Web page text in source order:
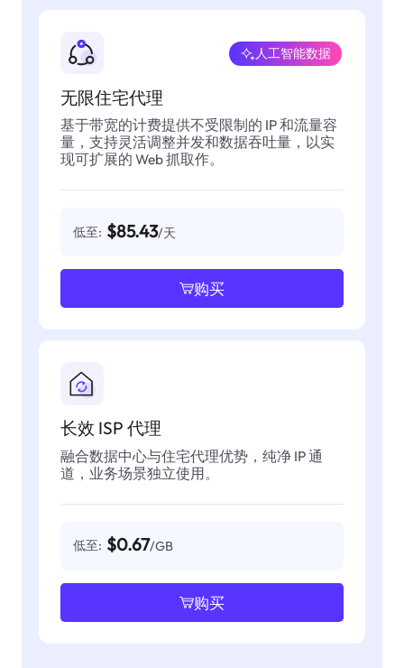
无限住宅代理
人工智能数据
基于带宽的计费提供不受限制的 IP 和流量容
量，支持灵活调整并发和数据吞吐量，以实
现可扩展的 Web 抓取作。
低至: $85.43/天
购买
长效 ISP 代理
融合数据中心与住宅代理优势，纯净 IP 通
道，业务场景独立使用。
低至: $0.67/GB
购买